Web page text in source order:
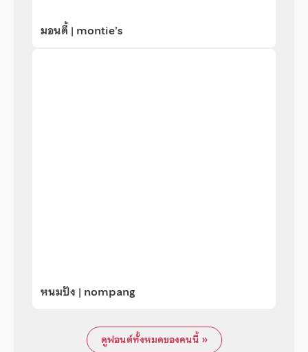
มอนตี้ | montie’s
หนมปัง | nompang
ดูฟอนต์ทั้งหมดของคนนี้ »